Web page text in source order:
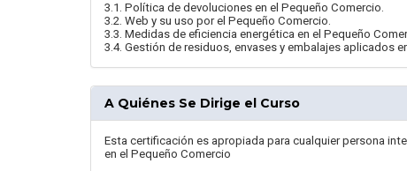
3.1. Política de devoluciones en el Pequeño Comercio.
3.2. Web y su uso por el Pequeño Comercio.
3.3. Medidas de eficiencia energética en el Pequeño
3.4. Gestión de residuos, envases y embalajes aplicados
A Quiénes Se Dirige el Curso
Esta certificación es apropiada para cualquier persona
en el Pequeño Comercio